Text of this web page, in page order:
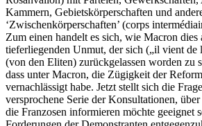
Kammern, Gebietskörperschaften und
‘Zwischenkörperschaften’ (corps
Zum einen handelt es sich, wie Macron dies
tieferliegenden Unmut, der sich („il vient de
(von den Eliten) zurückgelassen worden zu
dass unter Macron, die Zügigkeit der
vernachlässigt habe. Jetzt stellt sich die
versprochene Serie der Konsultationen,
die Franzosen informieren möchte geeignet